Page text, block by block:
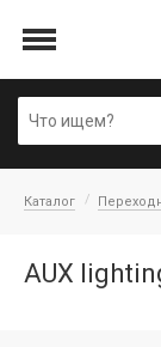
Каталог
AUX